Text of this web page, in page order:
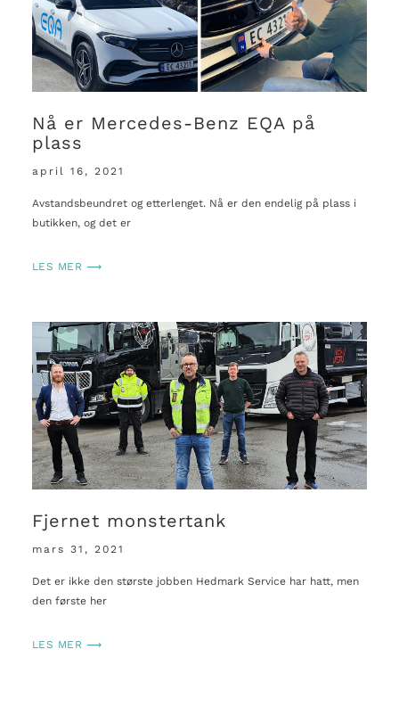
Nå er Mercedes-Benz EQA på
plass
april 16, 2021
Avstandsbeundret og etterlenget. Nå er den endelig på plass i
butikken, og det er
LES MER ⟶
Fjernet monstertank
mars 31, 2021
Det er ikke den største jobben Hedmark Service har hatt, men
den første her
LES MER ⟶